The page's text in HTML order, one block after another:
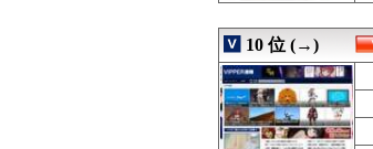
08/07 18:00
08/07 18:00
08/07 18:00
08/07 18:00
08/07 18:00
08/07 18:00
10 位 (→)